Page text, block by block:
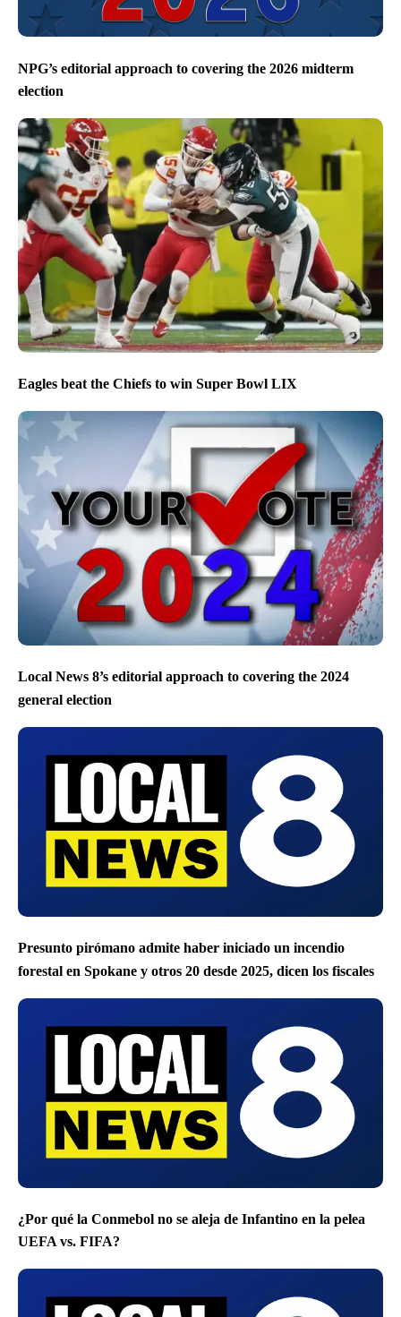
NPG’s editorial approach to covering the 2026 midterm
election
Eagles beat the Chiefs to win Super Bowl LIX
Local News 8’s editorial approach to covering the 2024
general election
Presunto pirómano admite haber iniciado un incendio
forestal en Spokane y otros 20 desde 2025, dicen los fiscales
¿Por qué la Conmebol no se aleja de Infantino en la pelea
UEFA vs. FIFA?